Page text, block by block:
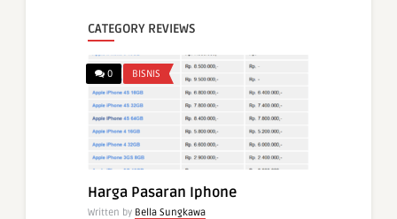
CATEGORY REVIEWS
0 BISNIS
Harga Pasaran Iphone
Written by Bella Sungkawa